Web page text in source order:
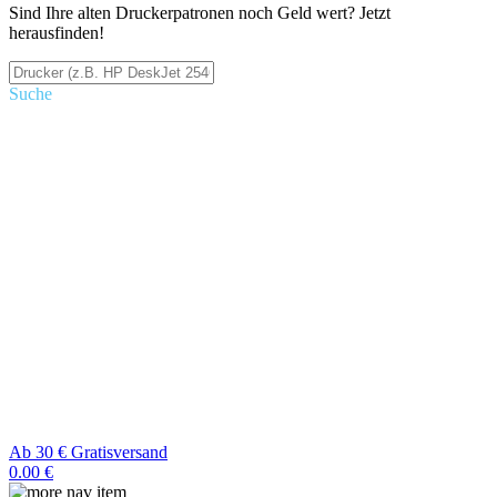
Sind Ihre alten Druckerpatronen noch Geld wert? Jetzt
herausfinden!
Suche
Ab 30 € Gratisversand
0.00 €